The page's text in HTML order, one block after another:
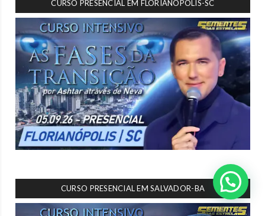
CURSO PRESENCIAL EM FLORIANÓPOLIS-SC
CURSO PRESENCIAL EM SALVADOR-BA